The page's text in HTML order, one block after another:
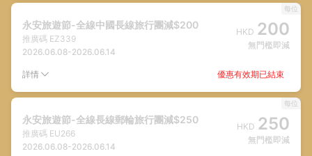
永安旅遊節-全線中國長線旅行團減$200
推廣碼 EZ339
2026.06.08-2026.06.14
HKD 200
無門檻即減
每位
詳情 優惠有效期已結束
永安旅遊節-全線長線郵輪旅行團減$250
推廣碼 EU266
2026.06.08-2026.06.14
HKD 250
無門檻即減
每位